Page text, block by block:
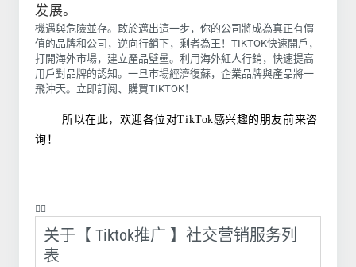
发展。
機遇與危險並存。敢於邁出這一步，你的公司將成為真正有價
值的品牌和公司，逆向行銷下，剩者為王！TIKTOK快速開戶，
打開海外市場，建立產品壁壘。利用海外紅人行銷，快速提高
用戶對品牌的認知。一旦市場經濟復蘇，企業品牌與產品將一
飛沖天。立即訂阅、購買TIKTOK！
所以在此，欢迎各位对TikTok感兴趣的朋友前来咨
询！
❤️‍🔥
关于【 Tiktok推广 】社交营销服务列
表